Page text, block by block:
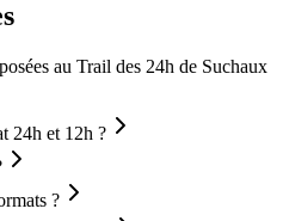
au Trail des 24h de Suchaux
24h et 12h ?
?